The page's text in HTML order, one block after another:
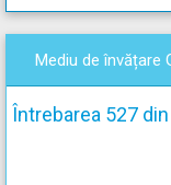
Mediu de învățare
Întrebarea 527